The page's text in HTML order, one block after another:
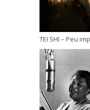
TEI SHI – Peu